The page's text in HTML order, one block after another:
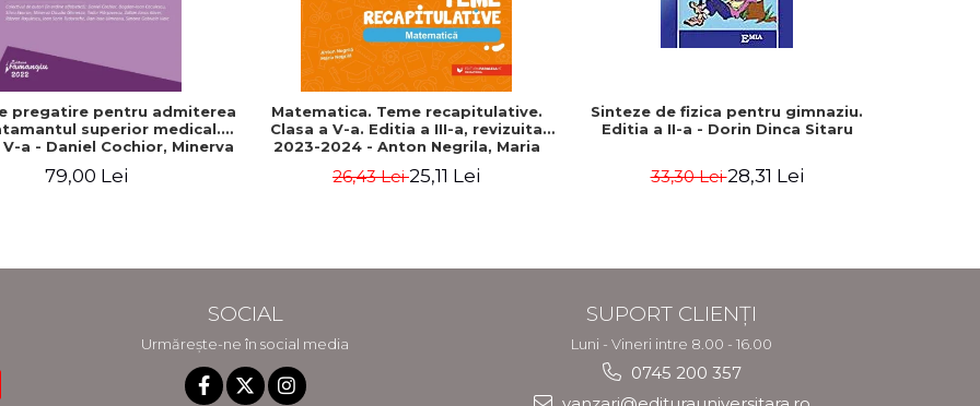
pregatire pentru admiterea
superior medical.
a - Daniel Cochior, Minerva
Claudia Ghinescu
79,00 Lei
Matematica. Teme recapitulative.
Clasa a V-a. Editia a III-a, revizuita
2023-2024 - Anton Negrila, Maria
26,43 Lei25,11 Lei
Sinteze de fizica pentru gimnaziu.
Editia a II-a - Dorin Dinca Sitaru
33,30 Lei28,31 Lei
SOCIAL
Urmărește-ne în social media
SUPORT CLIENȚI
Luni - Vineri intre 8.00 - 16.00
0745 200 357